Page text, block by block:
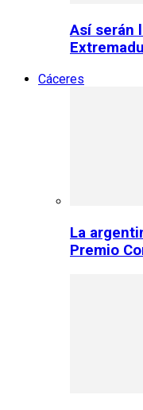
Así serán
Cáceres
La
Premio